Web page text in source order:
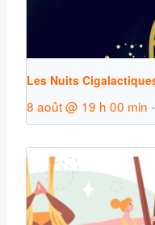
Les Nuits
8 août @ 19 h 00 min -